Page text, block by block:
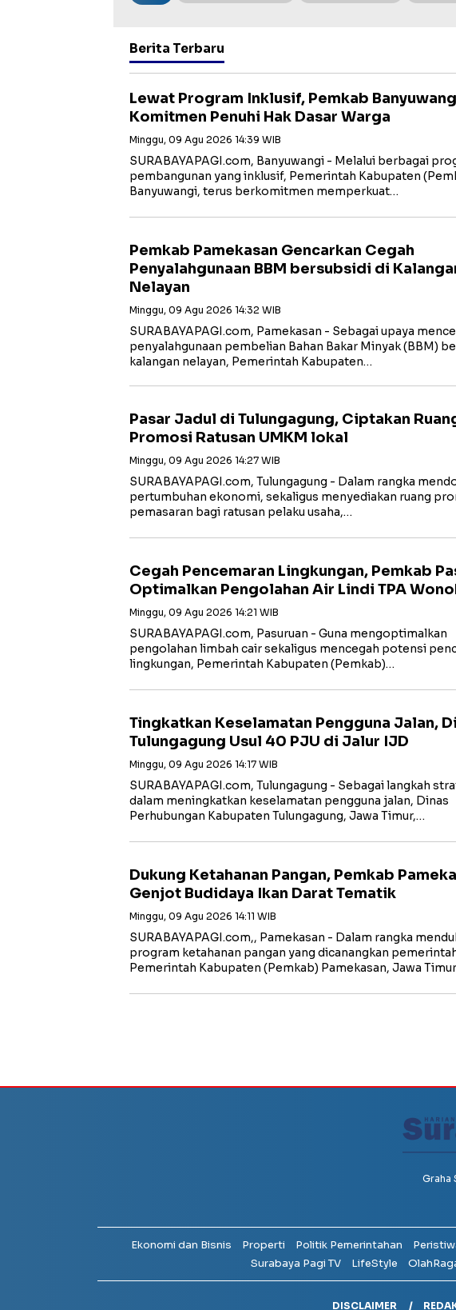
Berita Terbaru
Lewat Program Inklusif, Pemkab
Komitmen Penuhi Hak Dasar Warga
Minggu, 09 Agu 2026 14:39 WIB
SURABAYAPAGI.com, Banyuwangi - Melalui berbagai
pembangunan yang inklusif, Pemerintah Kabupaten
Banyuwangi, terus berkomitmen memperkuat…
Pemkab Pamekasan Gencarkan Cegah
Penyalahgunaan BBM bersubsidi di
Nelayan
Minggu, 09 Agu 2026 14:32 WIB
SURABAYAPAGI.com, Pamekasan - Sebagai upaya
penyalahgunaan pembelian Bahan Bakar Minyak (BBM)
kalangan nelayan, Pemerintah Kabupaten…
Pasar Jadul di Tulungagung, Ciptakan
Promosi Ratusan UMKM lokal
Minggu, 09 Agu 2026 14:27 WIB
SURABAYAPAGI.com, Tulungagung - Dalam rangka
pertumbuhan ekonomi, sekaligus menyediakan ruang
pemasaran bagi ratusan pelaku usaha,…
Cegah Pencemaran Lingkungan, Pemkab
Optimalkan Pengolahan Air Lindi TPA
Minggu, 09 Agu 2026 14:21 WIB
SURABAYAPAGI.com, Pasuruan - Guna mengoptimalkan
pengolahan limbah cair sekaligus mencegah potensi
lingkungan, Pemerintah Kabupaten (Pemkab)…
Tingkatkan Keselamatan Pengguna Jalan,
Tulungagung Usul 40 PJU di Jalur IJD
Minggu, 09 Agu 2026 14:17 WIB
SURABAYAPAGI.com, Tulungagung - Sebagai langkah
dalam meningkatkan keselamatan pengguna jalan, Dinas
Perhubungan Kabupaten Tulungagung, Jawa Timur,…
Dukung Ketahanan Pangan, Pemkab
Genjot Budidaya Ikan Darat Tematik
Minggu, 09 Agu 2026 14:11 WIB
SURABAYAPAGI.com,, Pamekasan - Dalam rangka
program ketahanan pangan yang dicanangkan
Pemerintah Kabupaten (Pemkab) Pamekasan, Jawa
Graha
Ekonomi dan Bisnis Properti Politik Pemerintahan
Surabaya Pagi TV
LifeStyle
DISCLAIMER